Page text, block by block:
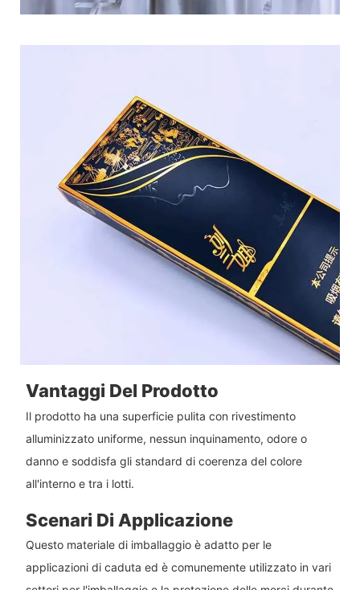
Vantaggi Del Prodotto
Il prodotto ha una superficie pulita con rivestimento
alluminizzato uniforme, nessun inquinamento, odore o
danno e soddisfa gli standard di coerenza del colore
all'interno e tra i lotti.
Scenari Di Applicazione
Questo materiale di imballaggio è adatto per le
applicazioni di caduta ed è comunemente utilizzato in vari